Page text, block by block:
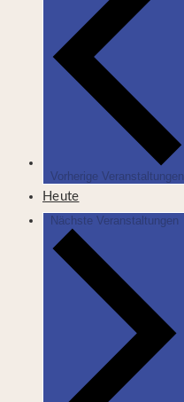
Vorherige Veranstaltungen
Heute
Nächste Veranstaltungen